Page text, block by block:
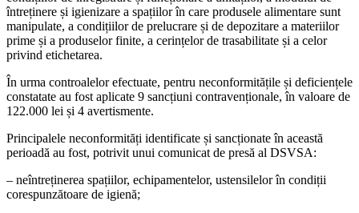
întreținere și igienizare a spațiilor în care produsele alimentare sunt
manipulate, a condițiilor de prelucrare și de depozitare a materiilor
prime și a produselor finite, a cerințelor de trasabilitate și a celor
privind etichetarea.
În urma controalelor efectuate, pentru neconformitățile și deficiențele
constatate au fost aplicate 9 sancțiuni contravenționale, în valoare de
122.000 lei și 4 avertismente.
Principalele neconformități identificate și sancționate în această
perioadă au fost, potrivit unui comunicat de presă al DSVSA:
– neîntreținerea spațiilor, echipamentelor, ustensilelor în condiții
corespunzătoare de igienă;